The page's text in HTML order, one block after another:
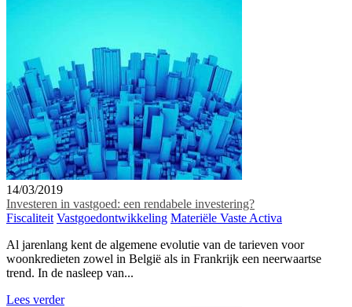
14/03/2019
Investeren in vastgoed: een rendabele investering?
Fiscaliteit Vastgoedontwikkeling Materiële Vaste Activa
Al jarenlang kent de algemene evolutie van de tarieven voor
woonkredieten zowel in België als in Frankrijk een neerwaartse
trend. In de nasleep van...
Lees verder